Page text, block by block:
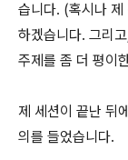
습니다. (혹시나 제
하겠습니다. 그리
주제를 좀 더 평이
제 세션이 끝난 뒤
의를 들었습니다.